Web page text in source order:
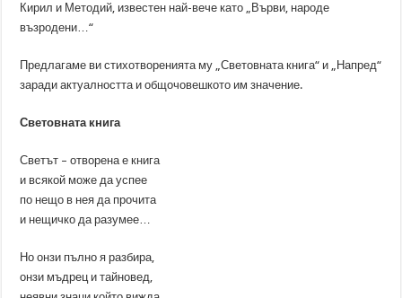
Кирил и Методий, известен най-вече като „Върви, народе
възродени…“
Предлагаме ви стихотворенията му „Световната книга“ и „Напред“
заради актуалността и общочовешкото им значение.
Световната книга
Светът – отворена е книга
и всякой може да успее
по нещо в нея да прочита
и нещичко да разумее…
Но онзи пълно я разбира,
онзи мъдрец и тайновед,